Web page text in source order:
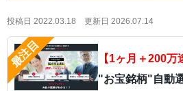
投稿日 2022.03.18 更新日 2026.07.14
【1ヶ月＋200万
"お宝銘柄"自動